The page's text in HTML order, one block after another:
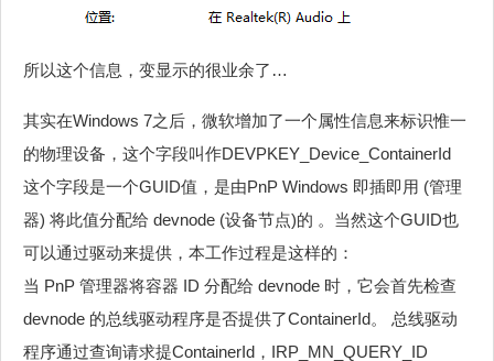
所以这个信息，变显示的很业余了…
其实在Windows 7之后，微软增加了一个属性信息来标识惟一
的物理设备，这个字段叫作DEVPKEY_Device_ContainerId
这个字段是一个GUID值，是由PnP Windows 即插即用 (管理
器) 将此值分配给 devnode (设备节点)的 。当然这个GUID也
可以通过驱动来提供，本工作过程是这样的：
当 PnP 管理器将容器 ID 分配给 devnode 时，它会首先检查
devnode 的总线驱动程序是否提供了ContainerId。 总线驱动
程序通过查询请求提ContainerId，IRP_MN_QUERY_ID